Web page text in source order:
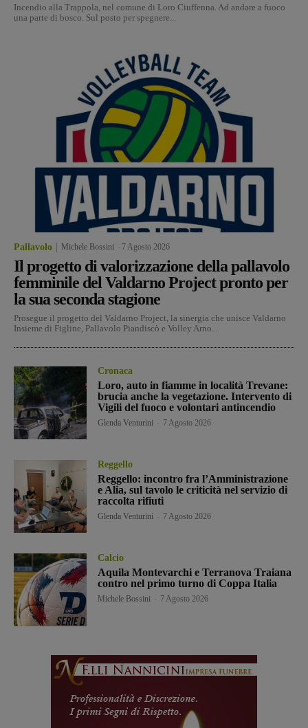
Incendio alla Trappola, nel comune di Loro Ciuffenna. Ad andare a fuoco
una parte di bosco. Sul posto per spegnere...
Pallavolo Michele Bossini 7 Agosto 2026
Il progetto di valorizzazione della pallavolo
femminile del Valdarno Project pronto per
la sua seconda stagione
Prosegue il progetto del Valdarno Project, la sinergia che unisce Valdarno
Insieme di Figline, Pallavolo Piandiscò e Volley Arno...
Cronaca
Loro, auto in fiamme in località Trevane:
brucia anche la vegetazione. Intervento di
Vigili del fuoco e volontari antincendio
Glenda Venturini 7 Agosto 2026
Reggello
Reggello: incontro fra l’Amministrazione
e Alia, sul tavolo le criticità nel servizio di
raccolta rifiuti
Glenda Venturini 7 Agosto 2026
Calcio
Aquila Montevarchi e Terranova Traiana
contro nel primo turno di Coppa Italia
Michele Bossini 7 Agosto 2026